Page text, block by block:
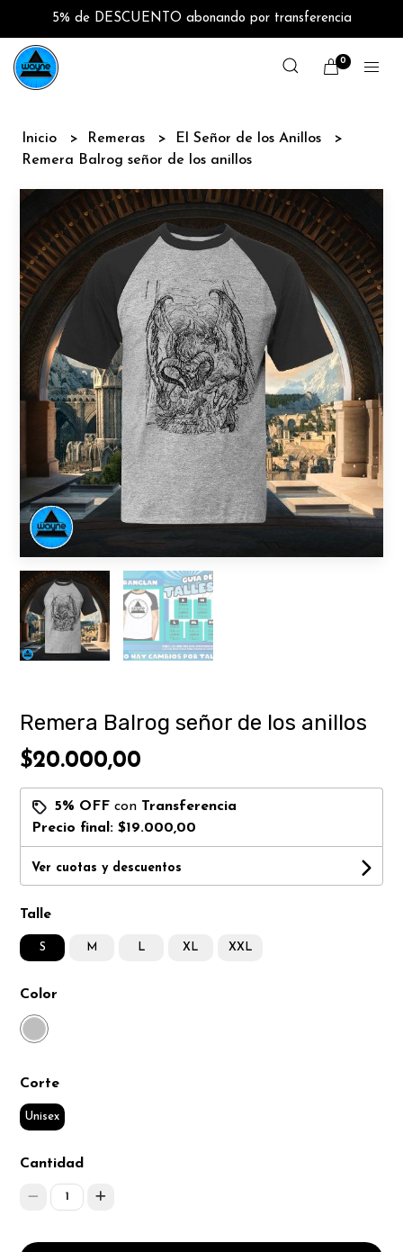
5% de DESCUENTO abonando por transferencia
0
Inicio Remeras
El Señor de los Anillos
Remera Balrog señor de los anillos
Remera Balrog señor de los anillos
$20.000,00
5% OFF con Transferencia
Precio final:$19.000,00
Ver cuotas y descuentos
Talle
S M L XL XXL
Color
Corte
Unisex
Cantidad
1